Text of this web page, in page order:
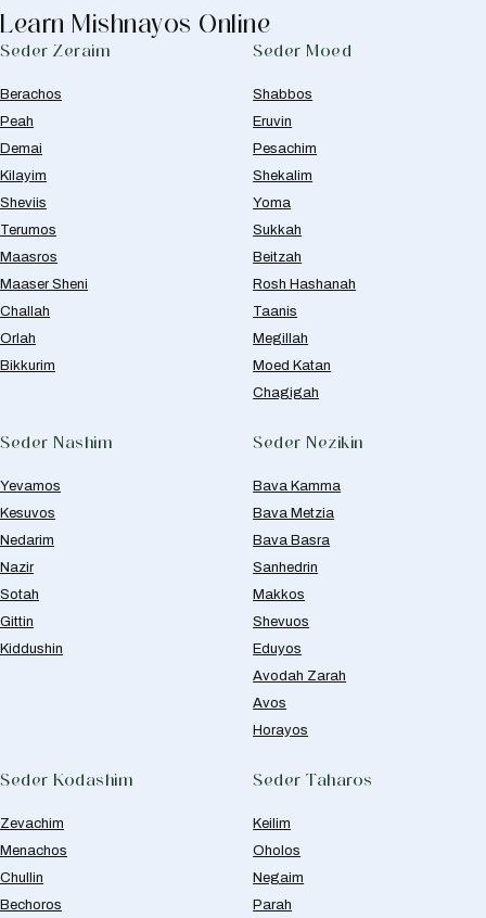
Learn Mishnayos Online
Seder Zeraim
Berachos
Peah
Demai
Kilayim
Sheviis
Terumos
Maasros
Maaser Sheni
Challah
Orlah
Bikkurim
Seder Moed
Shabbos
Eruvin
Pesachim
Shekalim
Yoma
Sukkah
Beitzah
Rosh Hashanah
Taanis
Megillah
Moed Katan
Chagigah
Seder Nashim
Yevamos
Kesuvos
Nedarim
Nazir
Sotah
Gittin
Kiddushin
Seder Nezikin
Bava Kamma
Bava Metzia
Bava Basra
Sanhedrin
Makkos
Shevuos
Eduyos
Avodah Zarah
Avos
Horayos
Seder Kodashim
Zevachim
Menachos
Chullin
Bechoros
Seder Taharos
Keilim
Oholos
Negaim
Parah